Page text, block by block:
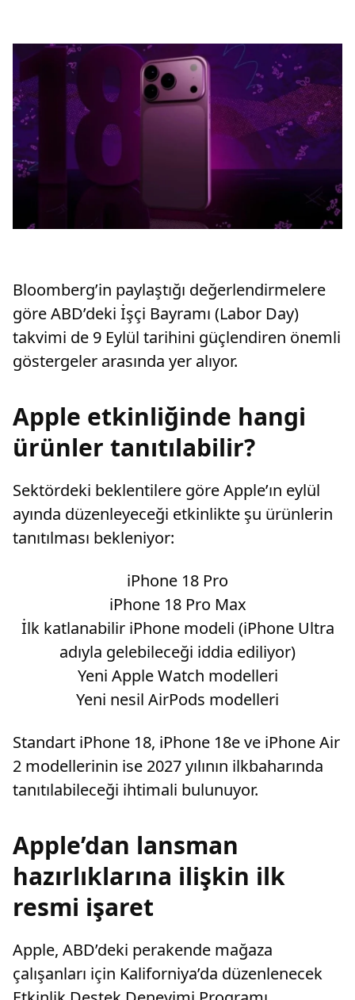
Bloomberg’in paylaştığı değerlendirmelere
göre ABD’deki İşçi Bayramı (Labor Day)
takvimi de 9 Eylül tarihini güçlendiren önemli
göstergeler arasında yer alıyor.
Apple etkinliğinde hangi
ürünler tanıtılabilir?
Sektördeki beklentilere göre Apple’ın eylül
ayında düzenleyeceği etkinlikte şu ürünlerin
tanıtılması bekleniyor:
iPhone 18 Pro
iPhone 18 Pro Max
İlk katlanabilir iPhone modeli (iPhone Ultra
adıyla gelebileceği iddia ediliyor)
Yeni Apple Watch modelleri
Yeni nesil AirPods modelleri
Standart iPhone 18, iPhone 18e ve iPhone Air
2 modellerinin ise 2027 yılının ilkbaharında
tanıtılabileceği ihtimali bulunuyor.
Apple’dan lansman
hazırlıklarına ilişkin ilk
resmi işaret
Apple, ABD’deki perakende mağaza
çalışanları için Kaliforniya’da düzenlenecek